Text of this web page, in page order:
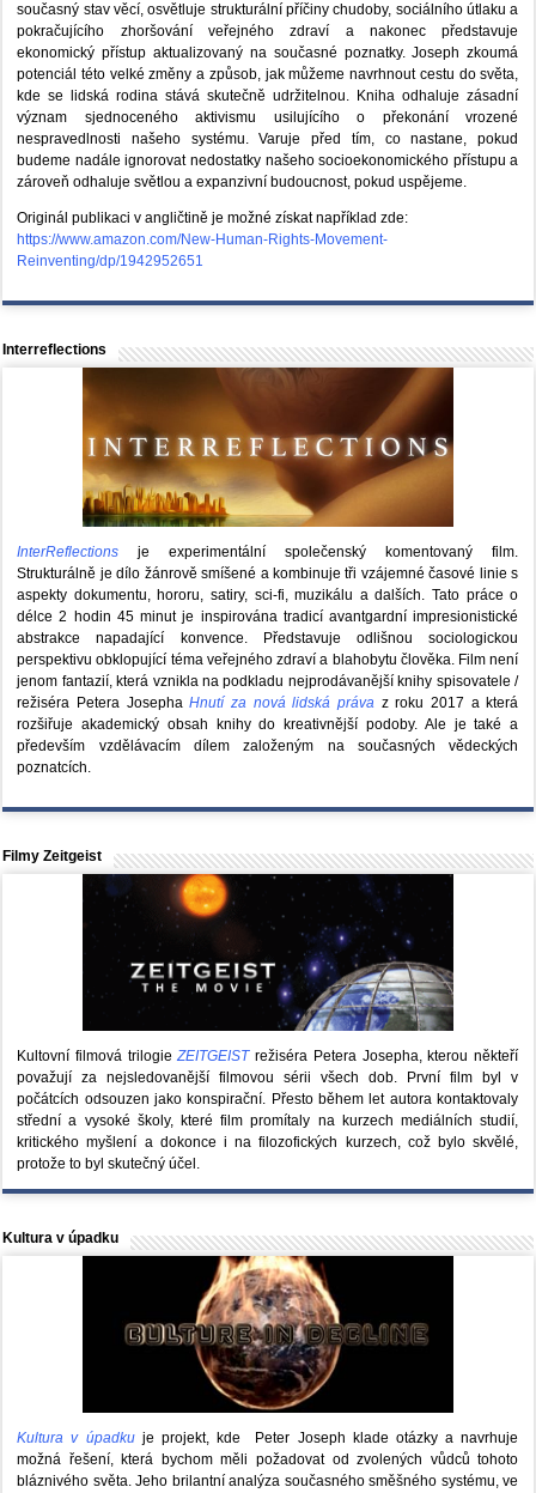
současný stav věcí, osvětluje strukturální příčiny chudoby, sociálního útlaku a
pokračujícího zhoršování veřejného zdraví a nakonec představuje
ekonomický přístup aktualizovaný na současné poznatky. Joseph zkoumá
potenciál této velké změny a způsob, jak můžeme navrhnout cestu do světa,
kde se lidská rodina stává skutečně udržitelnou. Kniha odhaluje zásadní
význam sjednoceného aktivismu usilujícího o překonání vrozené
nespravedlnosti našeho systému. Varuje před tím, co nastane, pokud
budeme nadále ignorovat nedostatky našeho socioekonomického přístupu a
zároveň odhaluje světlou a expanzivní budoucnost, pokud uspějeme.
Originál publikaci v angličtině je možné získat například zde:
https://www.amazon.com/New-Human-Rights-Movement-
Reinventing/dp/1942952651
Interreflections
InterReflections je experimentální společenský komentovaný film.
Strukturálně je dílo žánrově smíšené a kombinuje tři vzájemné časové linie s
aspekty dokumentu, hororu, satiry, sci-fi, muzikálu a dalších. Tato práce o
délce 2 hodin 45 minut je inspirována tradicí avantgardní impresionistické
abstrakce napadající konvence. Představuje odlišnou sociologickou
perspektivu obklopující téma veřejného zdraví a blahobytu člověka. Film není
jenom fantazií, která vznikla na podkladu nejprodávanější knihy spisovatele /
režiséra Petera JosephaHnutí za nová lidská právaz roku 2017 a která
rozšiřuje akademický obsah knihy do kreativnější podoby. Ale je také a
především vzdělávacím dílem založeným na současných vědeckých
poznatcích.
Filmy Zeitgeist
Kultovní filmová trilogieZEITGEISTrežiséra Petera Josepha, kterou někteří
považují za nejsledovanější filmovou sérii všech dob. První film byl v
počátcích odsouzen jako konspirační. Přesto během let autora kontaktovaly
střední a vysoké školy, které film promítaly na kurzech mediálních studií,
kritického myšlení a dokonce i na filozofických kurzech, což bylo skvělé,
protože to byl skutečný účel.
Kultura v úpadku
Kultura v úpadkuje projekt, kde Peter Joseph klade otázky a navrhuje
možná řešení, která bychom měli požadovat od zvolených vůdců tohoto
bláznivého světa. Jeho brilantní analýza současného směšného systému, ve